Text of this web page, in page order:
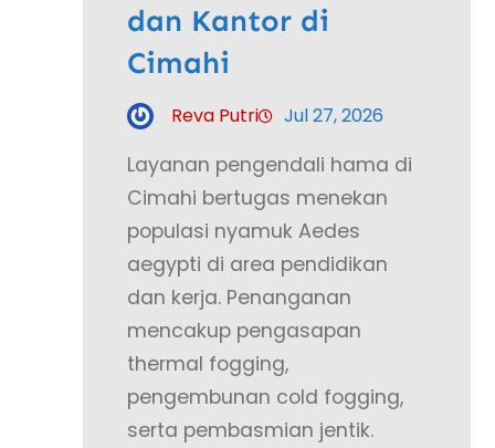
dan Kantor di
Cimahi
Reva Putri Jul 27, 2026
Layanan pengendali hama di
Cimahi bertugas menekan
populasi nyamuk Aedes
aegypti di area pendidikan
dan kerja. Penanganan
mencakup pengasapan
thermal fogging,
pengembunan cold fogging,
serta pembasmian jentik.